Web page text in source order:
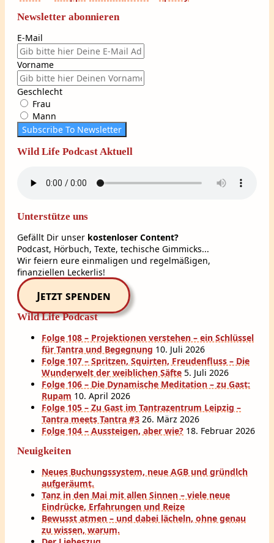
Newsletter abonnieren
E-Mail
Vorname
Geschlecht
Frau
Mann
Subscribe To Newsletter
Wild Life Podcast Aktuell
Unterstütze uns
Gefällt Dir unser kostenloser Content?
Podcast, Hörbuch, Texte, techische Gimmicks...
Wir feiern eure einmaligen und regelmäßigen,
finanziellen Leckerlis!
Jetzt spenden
Wild Life Podcast
Folge 108 – Projektionen verstehen – ein Schlüssel
für Tantra und Begegnung 10. Juli 2026
Folge 107 – Spritzen, Squirten, Freudenfluss – Die
Wunderwelt der weiblichen Säfte 5. Juli 2026
Folge 106 – Die Dynamische Meditation – zu Gast:
Rupam 10. April 2026
Folge 105 – Zu Gast im Tantrazentrum Leipzig –
Tantra meets Tantra #3 26. März 2026
Folge 104 – Aussteigen, aber wie? 18. Februar 2026
Neuigkeiten
Neues Buchungssystem, neue AGB und gründlch
aufgeräumt.
Tanz in den Mai mit allen Sinnen – viele neue
Eindrücke, Erfahrungen und Reize
Bewusst atmen – und dabei lächeln, ohne genau
zu wissen, warum.